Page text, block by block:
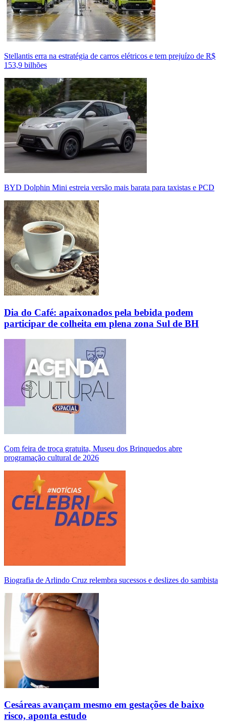
Stellantis erra na estratégia de carros elétricos e tem prejuízo de R$
153,9 bilhões
BYD Dolphin Mini estreia versão mais barata para taxistas e PCD
Dia do Café: apaixonados pela bebida podem
participar de colheita em plena zona Sul de BH
Com feira de troca gratuita, Museu dos Brinquedos abre
programação cultural de 2026
Biografia de Arlindo Cruz relembra sucessos e deslizes do sambista
Cesáreas avançam mesmo em gestações de baixo
risco, aponta estudo